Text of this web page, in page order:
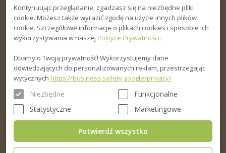
MENU
INFORMACJA
PORADNIK
Kontynuując przeglądanie, zgadzasz się na niezbędne pliki
cookie. Możesz także wyrazić zgodę na użycie innych plików
cookie. Szczegółowe informacje o plikach cookies i sposobie ich
wykorzystywania w naszej Polityce Prywatności.
Dbamy o Twoją prywatność! Wykorzystujemy dane
odwiedzających do personalizowanych reklam, przestrzegając
wytycznych https://business.safety.google/privacy/
Niezbędne
Funkcjonalne
Statystyczne
Marketingowe
Potwierdź wszystko